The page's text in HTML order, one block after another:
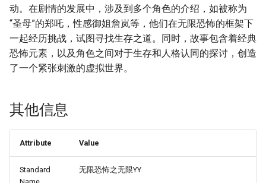
动。在剧情的发展中，涉及到多个角色的介绍，如被称为
“圣母”的郑吒，性感御姐詹岚等，他们在无限恐怖的框架下
一起经历挑战，试图寻找生存之道。同时，故事包含着经典
恐怖元素，以及角色之间对于生存和人格认同的探讨，创造
了一个紧张刺激的虚拟世界。
其他信息
Attribute Value
Standard
无限恐怖之无限YY